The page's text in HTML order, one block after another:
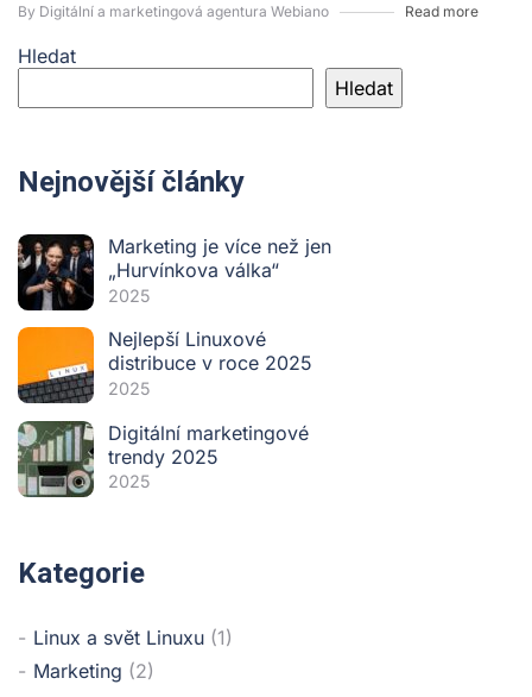
By Digitální a marketingová agentura Webiano Read more
Hledat
Hledat
Nejnovější články
Marketing je více než jen
„Hurvínkova válka“
2025
Nejlepší Linuxové
distribuce v roce 2025
2025
Digitální marketingové
trendy 2025
2025
Kategorie
Linux a svět Linuxu (1)
Marketing (2)